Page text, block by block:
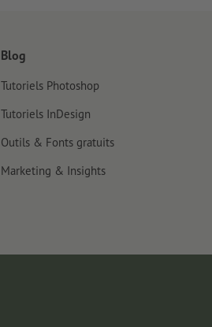
Blog
Tutoriels Photoshop
Tutoriels InDesign
Outils & Fonts gratuits
Marketing & Insights